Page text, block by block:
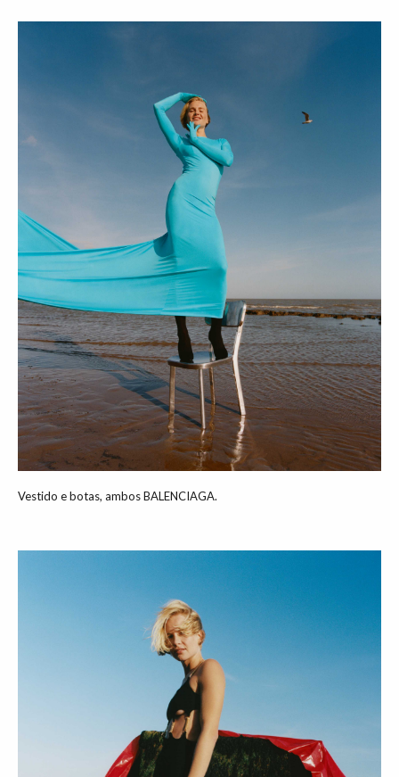
Vestido e botas, ambos BALENCIAGA.